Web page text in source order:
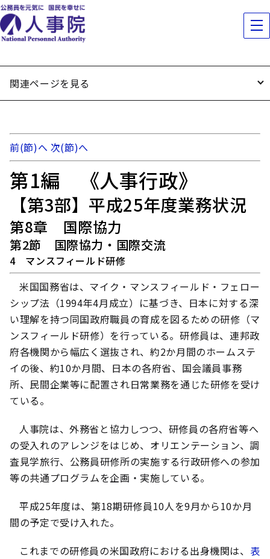
関連ページを見る
前(節)へ 次(節)へ
第1編 《人事行政》
【第3部】平成25年度業務状況
第8章 国際協力
第2節 国際協力・国際交流
4 マンスフィールド研修
米国国務省は、マイク・マンスフィールド・フェロー
シップ法（1994年4月成立）に基づき、日本に対する深
い理解を持つ同国政府職員の育成を図るための研修（マ
ンスフィールド研修）を行っている。研修員は、連邦政
府各機関から幅広く選抜され、約2か月間のホームステ
イの後、約10か月間、日本の各府省、国会議員事務
所、民間企業等に配置され日常業務を通じた研修を受け
ている。
人事院は、外務省と協力しつつ、研修員の各府省等へ
の受入れのアレンジをはじめ、オリエンテーション、調
査見学旅行、公務員研修所の実施する行政研修への参加
等の共通プログラムを企画・実施している。
平成25年度は、第18期研修員10人を9月から10か月
間の予定で受け入れた。
これまでの研修員の米国政府における出身機関は、 表